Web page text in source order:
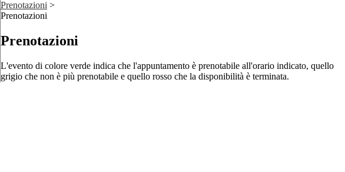
Prenotazioni >
Prenotazioni
Prenotazioni
L'evento di colore verde indica che l'appuntamento è prenotabile all'orario indicato, quello
grigio che non è più prenotabile e quello rosso che la disponibilità è terminata.